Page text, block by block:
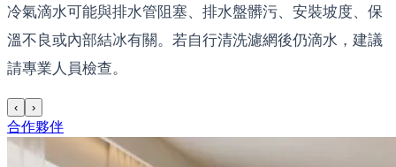
冷氣滴水可能與排水管阻塞、排水盤髒污、安裝坡度、保
溫不良或內部結冰有關。若自行清洗濾網後仍滴水，建議
請專業人員檢查。
‹ ›
合作夥伴